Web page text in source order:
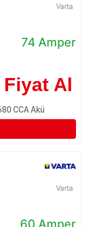
Varta
74 Amper
Fiyat Al
CCA Akü
Varta